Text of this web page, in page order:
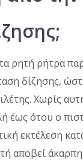
ρητή ρήτρα
δίζησης,
Χωρίς
έως ότου ο
εκτέλεση
αποβεί